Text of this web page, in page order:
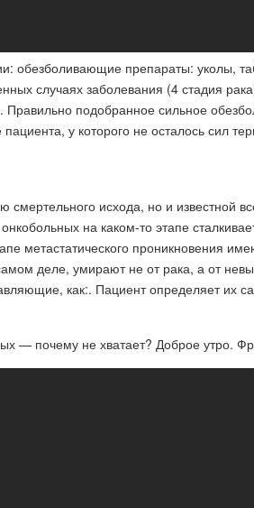
обезболивающие препараты: уколы,
случаях заболевания (4 стадия
Правильно подобранное сильное
у которого не осталось сил
смертельного исхода, но и известной
на каком-то этапе
метастатического проникновения
деле, умирают не от рака, а от
как:. Пациент определяет их
— почему не хватает? Доброе утро.